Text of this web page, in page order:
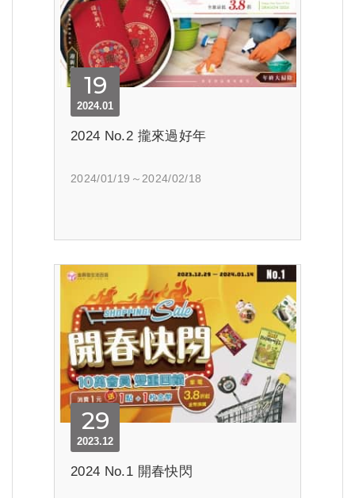
19
2024.01
2024 No.2 攏來過好年
2024/01/19～2024/02/18
29
2023.12
2024 No.1 開春快閃